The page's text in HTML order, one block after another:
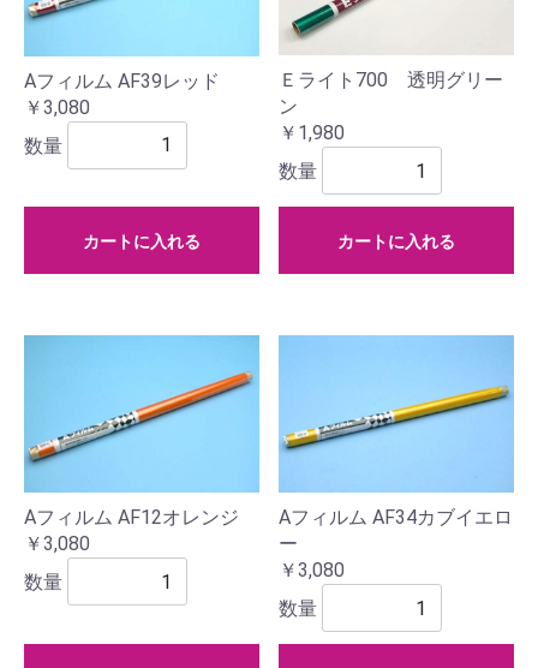
Aフィルム AF39レッド
￥3,080
数量
カートに入れる
Ｅライト700 透明グリー
ン
￥1,980
数量
カートに入れる
Aフィルム AF12オレンジ
￥3,080
数量
Aフィルム AF34カブイエロ
ー
￥3,080
数量